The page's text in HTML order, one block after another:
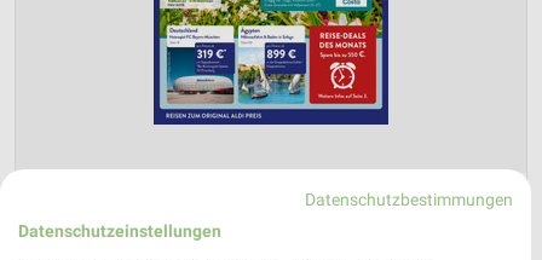
ALDI SÜD Prospekt für Viernheim ab Sa.
den 01.08.
Datenschutzbestimmungen
Datenschutzeinstellungen